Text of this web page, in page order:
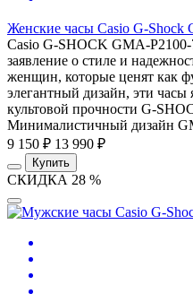
Женские часы Casio G-Shock
Casio G-SHOCK GMA-
заявление о стиле и
женщин, которые ценят как
элегантный дизайн, эти
культовой прочности G-
Минималистичный дизайн
9 150 ₽ 13 990 ₽
Купить
СКИДКА 28 %